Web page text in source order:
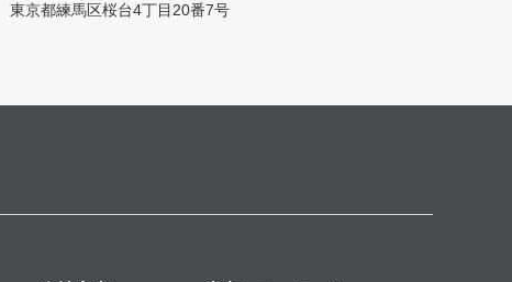
東京都練馬区桜台4丁目20番7号